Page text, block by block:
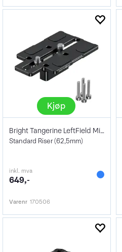
Kjøp
Bright Tangerine LeftField Mini
Standard Riser (62,5mm)
inkl. mva
649,-
Varenr 170506